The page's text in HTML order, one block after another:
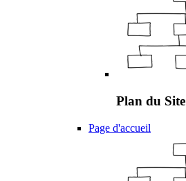
Plan du Site
Page d'accueil